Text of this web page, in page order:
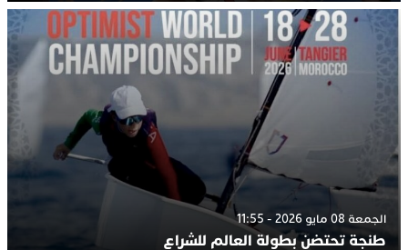
الجمعة 08 مايو 2026 - 11:55
طنجة تحتضن بطولة العالم للشراع